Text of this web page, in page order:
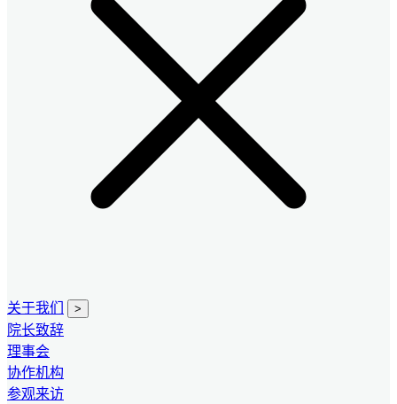
关于我们 >
院长致辞
理事会
协作机构
参观来访